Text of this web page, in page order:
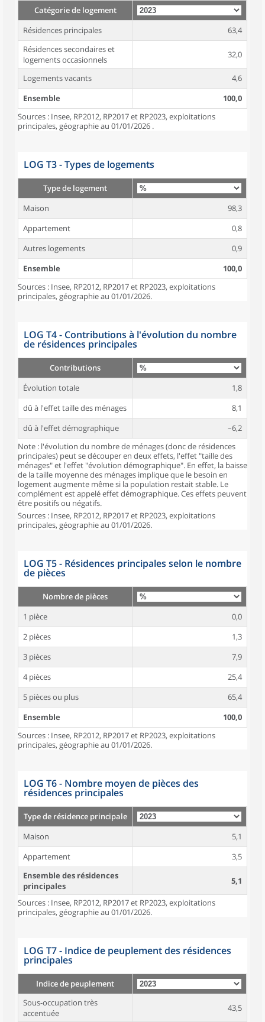
Catégorie de logement
Résidences principales
63,4
Résidences secondaires et
logements occasionnels
32,0
Logements vacants
4,6
Ensemble
100,0
Sources : Insee, RP2012, RP2017 et RP2023, exploitations
principales, géographie au 01/01/2026 .
LOG T3 - Types de logements
Type de logement
Maison
98,3
Appartement
0,8
Autres logements
0,9
Ensemble
100,0
Sources : Insee, RP2012, RP2017 et RP2023, exploitations
principales, géographie au 01/01/2026.
LOG T4 - Contributions à l'évolution du nombre
de résidences principales
Contributions
Évolution totale
1,8
dû à l'effet taille des ménages
8,1
dû à l'effet démographique
–6,2
Note : l'évolution du nombre de ménages (donc de résidences
principales) peut se découper en deux effets, l'effet "taille des
ménages" et l'effet "évolution démographique". En effet, la baisse
de la taille moyenne des ménages implique que le besoin en
logement augmente même si la population restait stable. Le
complément est appelé effet démographique. Ces effets peuvent
être positifs ou négatifs.
Sources : Insee, RP2012, RP2017 et RP2023, exploitations
principales, géographie au 01/01/2026.
LOG T5 - Résidences principales selon le nombre
de pièces
Nombre de pièces
1 pièce
0,0
2 pièces
1,3
3 pièces
7,9
4 pièces
25,4
5 pièces ou plus
65,4
Ensemble
100,0
Sources : Insee, RP2012, RP2017 et RP2023, exploitations
principales, géographie au 01/01/2026.
LOG T6 - Nombre moyen de pièces des
résidences principales
Type de résidence principale
Maison
5,1
Appartement
3,5
Ensemble des résidences
principales
5,1
Sources : Insee, RP2012, RP2017 et RP2023, exploitations
principales, géographie au 01/01/2026.
LOG T7 - Indice de peuplement des résidences
principales
Indice de peuplement
Sous-occupation très
accentuée
43,5